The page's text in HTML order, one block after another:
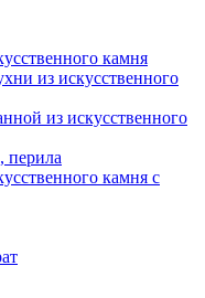
камня
из искусственного
из искусственного
перила
камня с